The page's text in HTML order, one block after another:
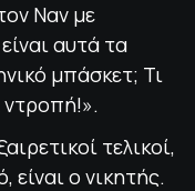
Ναν με
αυτά τα
μπάσκετ; Τι
ντροπή!».
τελικοί,
ο νικητής.